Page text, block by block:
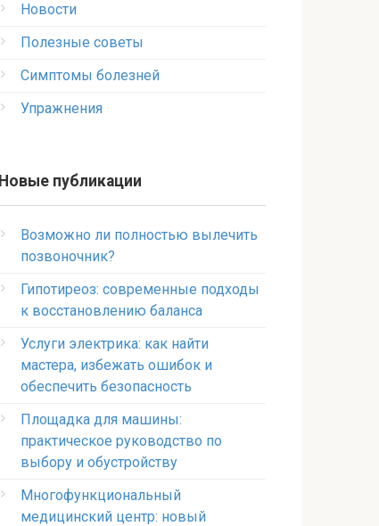
Новости
Полезные советы
Симптомы болезней
Упражнения
Новые публикации
Возможно ли полностью вылечить
позвоночник?
Гипотиреоз: современные подходы
к восстановлению баланса
Услуги электрика: как найти
мастера, избежать ошибок и
обеспечить безопасность
Площадка для машины:
практическое руководство по
выбору и обустройству
Многофункциональный
медицинский центр: новый